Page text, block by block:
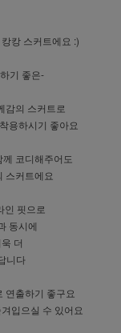
캉 스커트에요 :)
기 좋은-
감의 스커트로
용하시기 좋아요
코디해주어도
스커트에요
인 핏으로
동시에
더
니다
연출하기 좋구요
입으실 수 있어요